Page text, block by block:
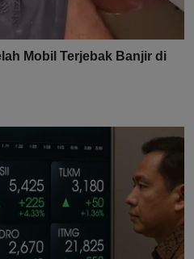
Mobil Terjebak Banjir di